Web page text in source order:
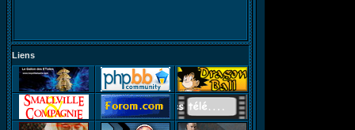
Liens